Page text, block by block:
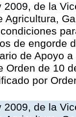
2009, de la
Agricultura,
de engorde
de Apoyo
Orden de 10
por
2009, de la